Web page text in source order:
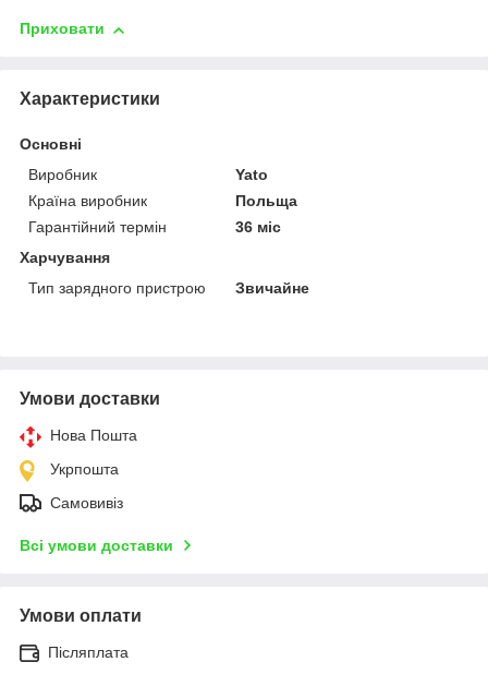
Приховати
Характеристики
Основні
Виробник
Yato
Країна виробник
Польща
Гарантійний термін
36 міс
Харчування
Тип зарядного пристрою
Звичайне
Умови доставки
Нова Пошта
Укрпошта
Самовивіз
Всі умови доставки
Умови оплати
Післяплата